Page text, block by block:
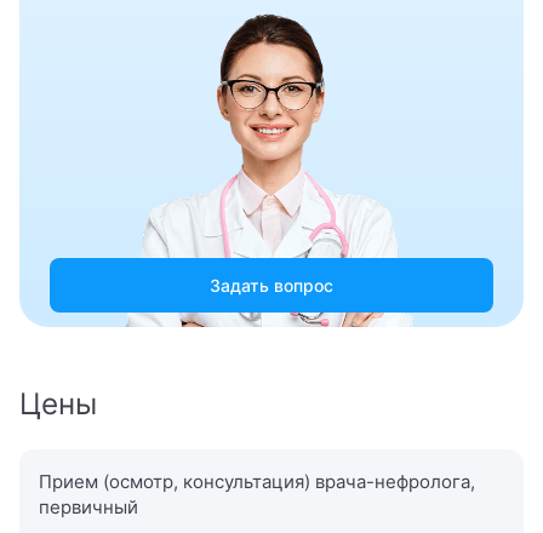
Задать вопрос
Цены
Прием (осмотр, консультация) врача-нефролога,
первичный
Гериатр (геронтолог)
Гинеколог-эндокринолог
Гинекология
Гипнолог
Гнатолог
Гомеопат